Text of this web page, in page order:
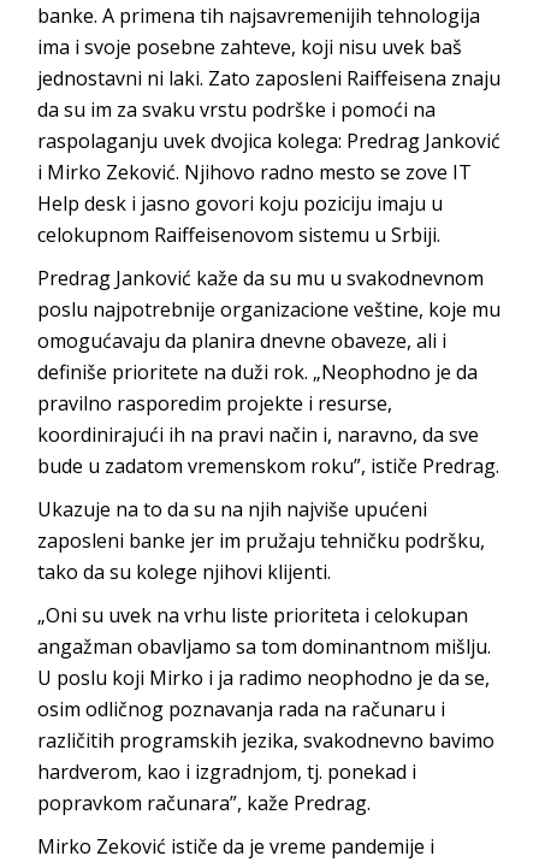
banke. A primena tih najsavremenijih tehnologija
ima i svoje posebne zahteve, koji nisu uvek baš
jednostavni ni laki. Zato zaposleni Raiffeisena znaju
da su im za svaku vrstu podrške i pomoći na
raspolaganju uvek dvojica kolega: Predrag Janković
i Mirko Zeković. Njihovo radno mesto se zove IT
Help desk i jasno govori koju poziciju imaju u
celokupnom Raiffeisenovom sistemu u Srbiji.
Predrag Janković kaže da su mu u svakodnevnom
poslu najpotrebnije organizacione veštine, koje mu
omogućavaju da planira dnevne obaveze, ali i
definiše prioritete na duži rok. „Neophodno je da
pravilno rasporedim projekte i resurse,
koordinirajući ih na pravi način i, naravno, da sve
bude u zadatom vremenskom roku”, ističe Predrag.
Ukazuje na to da su na njih najviše upućeni
zaposleni banke jer im pružaju tehničku podršku,
tako da su kolege njihovi klijenti.
„Oni su uvek na vrhu liste prioriteta i celokupan
angažman obavljamo sa tom dominantnom mišlju.
U poslu koji Mirko i ja radimo neophodno je da se,
osim odličnog poznavanja rada na računaru i
različitih programskih jezika, svakodnevno bavimo
hardverom, kao i izgradnjom, tj. ponekad i
popravkom računara”, kaže Predrag.
Mirko Zeković ističe da je vreme pandemije i